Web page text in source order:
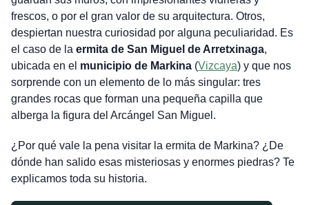
frescos, o por el gran valor de su arquitectura. Otros,
despiertan nuestra curiosidad por alguna peculiaridad. Es
el caso de la ermita de San Miguel de Arretxinaga,
ubicada en el municipio de Markina(Vizcaya) y que nos
sorprende con un elemento de lo más singular: tres
grandes rocas que forman una pequeña capilla que
alberga la figura del Arcángel San Miguel.
¿Por qué vale la pena visitar la ermita de Markina? ¿De
dónde han salido esas misteriosas y enormes piedras? Te
explicamos toda su historia.